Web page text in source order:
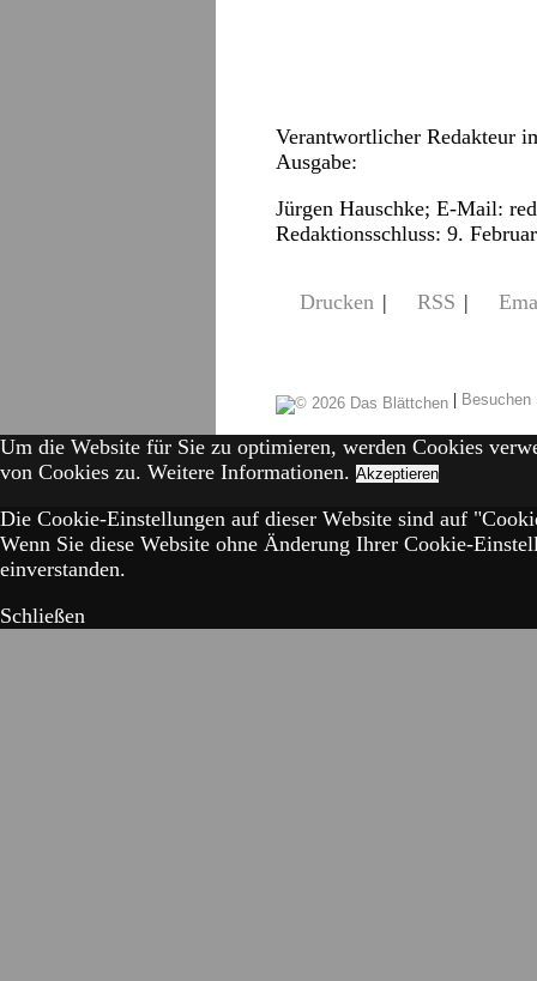
Verantwortlicher Redakteur
Ausgabe:
Jürgen Hauschke; E-Mail:
Redaktionsschluss: 9.
Drucken | RSS |
|
Um die Website für Sie zu optimieren, werden Cookies
von Cookies zu. Weitere Informationen. Akzeptieren
Die Cookie-Einstellungen auf dieser Website sind auf
Wenn Sie diese Website ohne Änderung Ihrer Cookie-
einverstanden.
Schließen